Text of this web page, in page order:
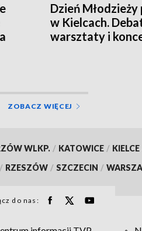
Dzień
w Kielcach.
warsztaty i
ZOBACZ WIĘCEJ
WLKP. / KATOWICE / KIELCE
/ RZESZÓW / SZCZECIN /
do nas: